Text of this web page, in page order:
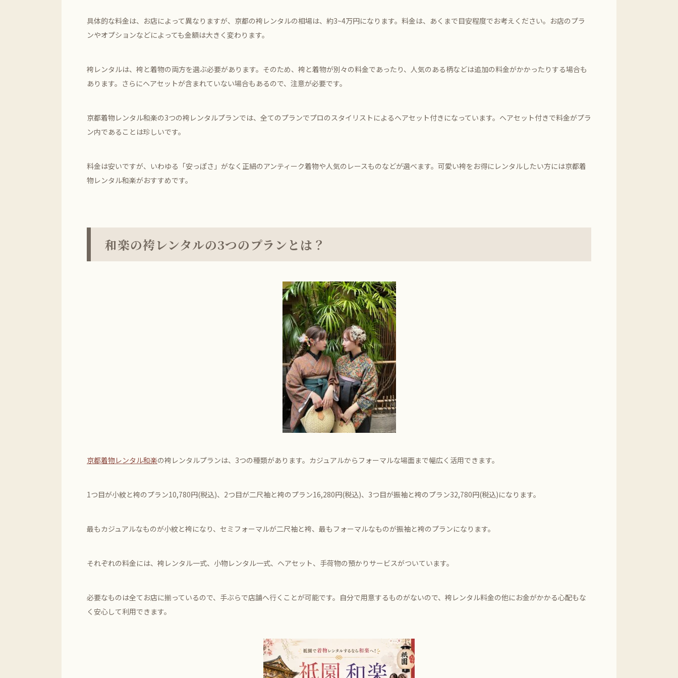
具体的な料金は、お店によって異なりますが、京都の袴レンタルの相場は、約3~4万円になります。料金は、あくまで目安程度でお考えください。お店のプラ
ンやオプションなどによっても金額は大きく変わります。
袴レンタルは、袴と着物の両方を選ぶ必要があります。そのため、袴と着物が別々の料金であったり、人気のある柄などは追加の料金がかかったりする場合も
あります。さらにヘアセットが含まれていない場合もあるので、注意が必要です。
京都着物レンタル和楽の3つの袴レンタルプランでは、全てのプランでプロのスタイリストによるヘアセット付きになっています。ヘアセット付きで料金がプラ
ン内であることは珍しいです。
料金は安いですが、いわゆる「安っぽさ」がなく正絹のアンティーク着物や人気のレースものなどが選べます。可愛い袴をお得にレンタルしたい方には京都着
物レンタル和楽がおすすめです。
和楽の袴レンタルの3つのプランとは？
京都着物レンタル和楽の袴レンタルプランは、3つの種類があります。カジュアルからフォーマルな場面まで幅広く活用できます。
1つ目が小紋と袴のプラン10,780円(税込)、2つ目が二尺袖と袴のプラン16,280円(税込)、3つ目が振袖と袴のプラン32,780円(税込)になります。
最もカジュアルなものが小紋と袴になり、セミフォーマルが二尺袖と袴、最もフォーマルなものが振袖と袴のプランになります。
それぞれの料金には、袴レンタル一式、小物レンタル一式、ヘアセット、手荷物の預かりサービスがついています。
必要なものは全てお店に揃っているので、手ぶらで店舗へ行くことが可能です。自分で用意するものがないので、袴レンタル料金の他にお金がかかる心配もな
く安心して利用できます。